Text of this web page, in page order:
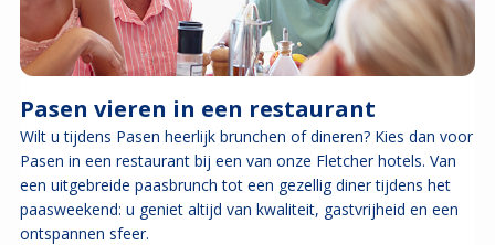
Pasen vieren in een restaurant
Wilt u tijdens Pasen heerlijk brunchen of dineren? Kies dan voor
Pasen in een restaurant bij een van onze Fletcher hotels. Van
een uitgebreide paasbrunch tot een gezellig diner tijdens het
paasweekend: u geniet altijd van kwaliteit, gastvrijheid en een
ontspannen sfeer.